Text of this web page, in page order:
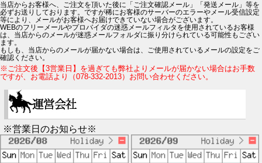
当店からお客様へ、ご注文を頂いた後に「ご注文確認メール」「発送メール」等を
必ずお送りしております。ですが稀にお客様のサーバーのエラーやメール受信設定
等により、メールがお客様へお届けできていない場合がございます。
WEBのフリーメールやプロバイダの迷惑メールフィルタを使用されているお客様
は、当店からのメールが迷惑メールフォルダに振り分けられている可能性もござい
ます。
もしも、当店からのメールが届かない場合は、ご使用されているメールの設定をご
確認ください。
※ご注文後【3営業日】を過ぎても弊社よりメールが届かない場合はお手数
ですが、お電話より（078-332-2013）お問い合わせください。
※営業日のお知らせ※